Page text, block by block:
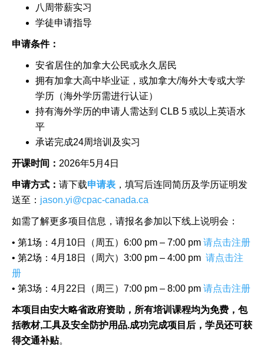
八周带薪实习
学徒申请指导
申请条件：
安省居住的加拿大公民或永久居民
拥有加拿大高中毕业证，或加拿大/海外大专或大学
学历（海外学历需进行认证）
持有海外学历的申请人需达到 CLB 5 或以上英语水
平
承诺完成24周培训及实习
开课时间： 2026年5月4日
申请方式： 请下载申请表 ，填写后连同简历及学历证明发
送至： jason.yi@cpac-canada.ca
如需了解更多项目信息，请报名参加以下线上说明会：
• 第1场：4月10日（周五）6:00 pm – 7:00 pm 请点击注册
• 第2场：4月18日（周六）3:00 pm – 4:00 pm 请点击注
册
• 第3场：4月22日（周三）7:00 pm – 8:00 pm 请点击注册
本项目由安大略省政府资助，所有培训课程均为免费，包
括教材,工具及安全防护用品.成功完成项目后，学员还可获
得交通补贴。